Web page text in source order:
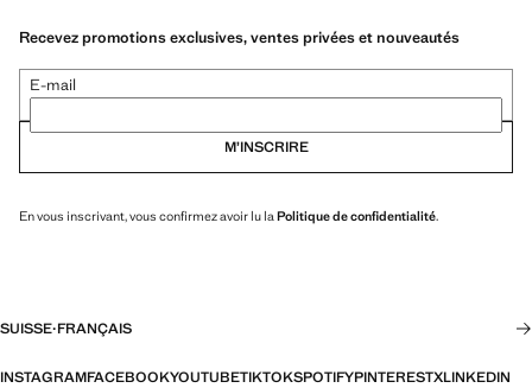
Recevez promotions exclusives, ventes privées et nouveautés
E-mail
M’INSCRIRE
En vous inscrivant, vous confirmez avoir lu la Politique de confidentialité.
SUISSE·FRANÇAIS
INSTAGRAMFACEBOOKYOUTUBETIKTOKSPOTIFYPINTERESTXLINKEDIN